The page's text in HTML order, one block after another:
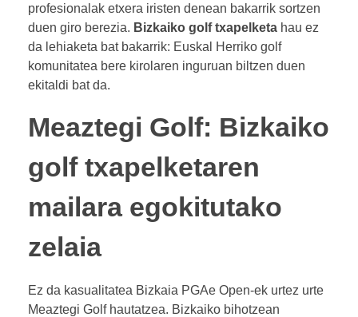
profesionalak etxera iristen denean bakarrik sortzen
duen giro berezia. Bizkaiko golf txapelketa hau ez
da lehiaketa bat bakarrik: Euskal Herriko golf
komunitatea bere kirolaren inguruan biltzen duen
ekitaldi bat da.
Meaztegi Golf: Bizkaiko
golf txapelketaren
mailara egokitutako
zelaia
Ez da kasualitatea Bizkaia PGAe Open-ek urtez urte
Meaztegi Golf hautatzea. Bizkaiko bihotzean